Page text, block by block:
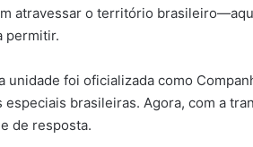
atravessar o território
permitir.
unidade foi oficializada como
especiais brasileiras. Agora, com a
de resposta.